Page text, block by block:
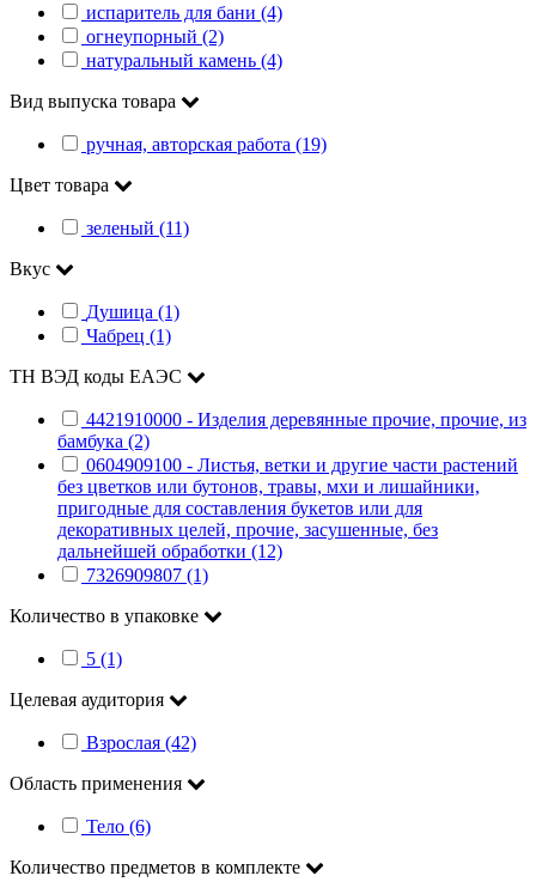
испаритель для бани (4)
огнеупорный (2)
натуральный камень (4)
Вид выпуска товара
ручная, авторская работа (19)
Цвет товара
зеленый (11)
Вкус
Душица (1)
Чабрец (1)
ТН ВЭД коды ЕАЭС
4421910000 - Изделия деревянные прочие, прочие, из
бамбука (2)
0604909100 - Листья, ветки и другие части растений
без цветков или бутонов, травы, мхи и лишайники,
пригодные для составления букетов или для
декоративных целей, прочие, засушенные, без
дальнейшей обработки (12)
7326909807 (1)
Количество в упаковке
5 (1)
Целевая аудитория
Взрослая (42)
Область применения
Тело (6)
Количество предметов в комплекте